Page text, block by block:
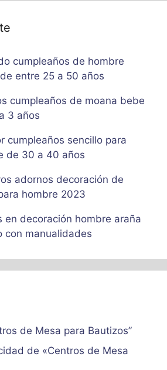
cumpleaños de hombre
entre 25 a 50 años
cumpleaños de moana bebe
3 años
cumpleaños sencillo para
de 30 a 40 años
adornos decoración de
hombre 2023
en decoración hombre araña
con manualidades
de Mesa para Bautizos”
de «Centros de Mesa